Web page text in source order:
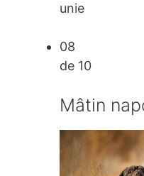
unie
08
de 10
Mâtin